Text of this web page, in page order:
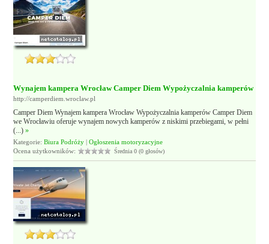
Wynajem kampera Wrocław Camper Diem Wypożyczalnia kamperów
http://camperdiem.wroclaw.pl
Camper Diem Wynajem kampera Wrocław Wypożyczalnia kamperów Camper Diem
we Wrocławiu oferuje wynajem nowych kamperów z niskimi przebiegami, w pełni
(...)»
Kategorie:Biura Podróży |Ogłoszenia motoryzacyjne
Ocena użytkowników:
Średnia 0 (0 głosów)